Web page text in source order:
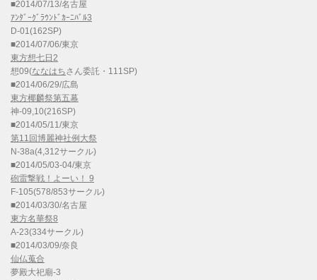
■2014/07/13/名古屋
ｱﾝﾀﾞｰｸﾞﾗｳﾝﾄﾞｶｰﾆﾊﾞﾙ3
D-01(162SP)
■2014/07/06/東京
東方想七日2
想09(ななはちさん委託・111SP)
■2014/06/29/広島
東方椰麟祭第五幕
神-09,10(216SP)
■2014/05/11/東京
第11回博麗神社例大祭
N-38a(4,312サークル)
■2014/05/03-04/東京
砲雷撃戦！よーい！ 9
F-105(578/853サークル)
■2014/03/30/名古屋
東方名華祭8
A-23(334サークル)
■2014/03/09/奈良
仙仏蒐合
夢殿大祀廟-3